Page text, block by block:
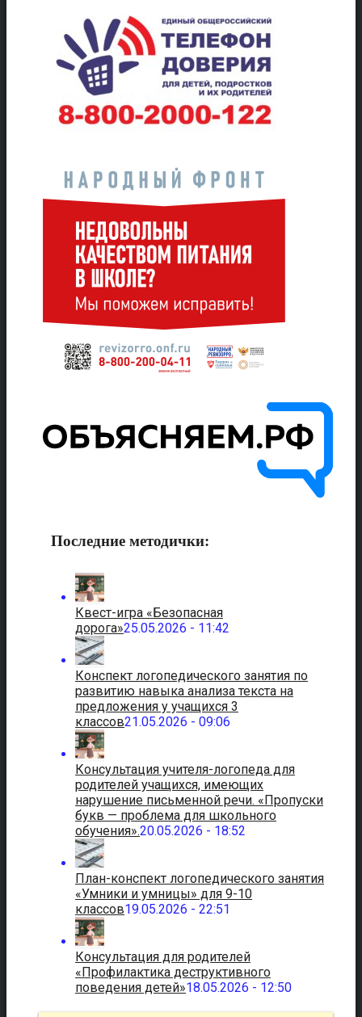
Последние методички:
Квест-игра «Безопасная
дорога»25.05.2026 - 11:42
Конспект логопедического занятия по
развитию навыка анализа текста на
предложения у учащихся 3
классов21.05.2026 - 09:06
Консультация учителя-логопеда для
родителей учащихся, имеющих
нарушение письменной речи. «Пропуски
букв — проблема для школьного
обучения».20.05.2026 - 18:52
План-конспект логопедического занятия
«Умники и умницы» для 9-10
классов19.05.2026 - 22:51
Консультация для родителей
«Профилактика деструктивного
поведения детей»18.05.2026 - 12:50